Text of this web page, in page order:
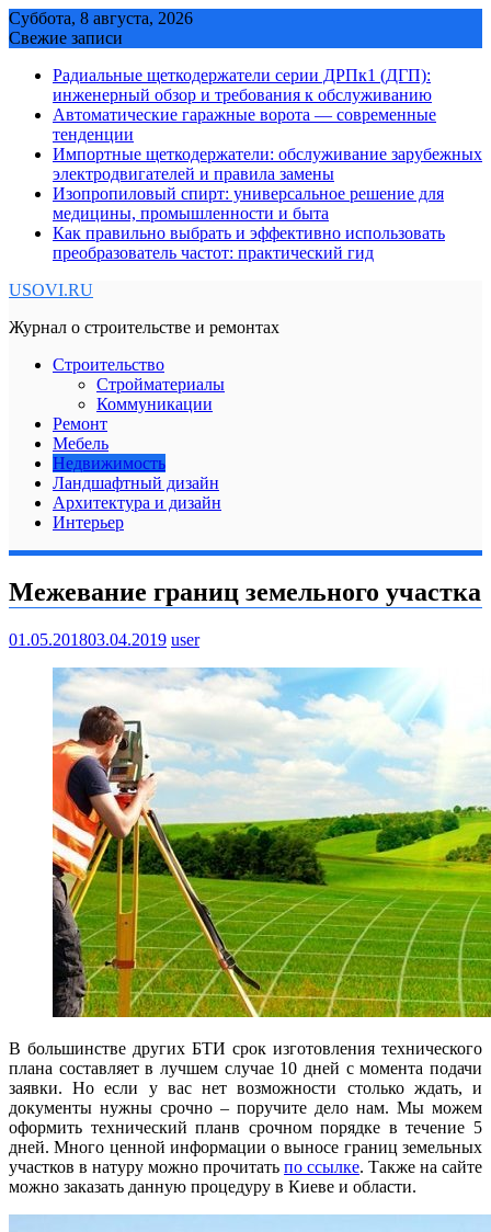
Skip
to
Суббота, 8 августа, 2026
Свежие записи
Радиальные щеткодержатели серии ДРПк1 (ДГП):
инженерный обзор и требования к обслуживанию
Автоматические гаражные ворота — современные
тенденции
Импортные щеткодержатели: обслуживание зарубежных
электродвигателей и правила замены
Изопропиловый спирт: универсальное решение для
медицины, промышленности и быта
Как правильно выбрать и эффективно использовать
преобразователь частот: практический гид
USOVI.RU
Журнал о строительстве и ремонтах
Строительство
Стройматериалы
Коммуникации
Ремонт
Мебель
Недвижимость
Ландшафтный дизайн
Архитектура и дизайн
Интерьер
Межевание границ земельного участка
01.05.201803.04.2019 user
В большинстве других БТИ срок изготовления технического
плана составляет в лучшем случае 10 дней с момента подачи
заявки. Но если у вас нет возможности столько ждать, и
документы нужны срочно – поручите дело нам. Мы можем
оформить технический планв срочном порядке в течение 5
дней. Много ценной информации о выносе границ земельных
участков в натуру можно прочитать по ссылке. Также на сайте
можно заказать данную процедуру в Киеве и области.